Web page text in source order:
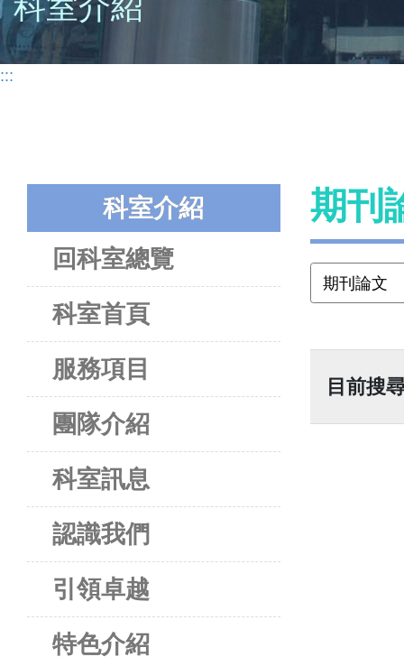
:::
科室介紹
回科室總覽
科室首頁
服務項目
團隊介紹
科室訊息
認識我們
引領卓越
特色介紹
期刊
目前搜